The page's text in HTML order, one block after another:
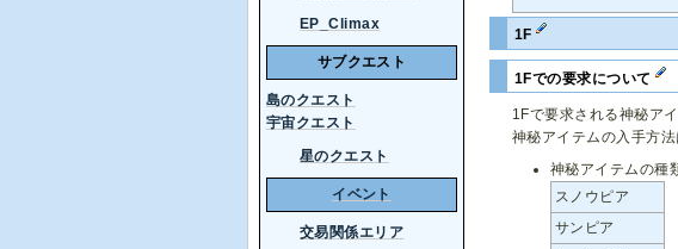
1F
1Fでの要求について
1Fで要求される神秘ア
神秘アイテムの入手方法
神秘アイテムの種
スノウピア
サンピア
EP_Climax
サブクエスト
島のクエスト
宇宙クエスト
星のクエスト
イベント
交易関係エリア